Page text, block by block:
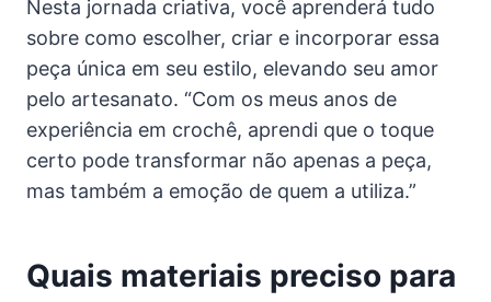
Nesta jornada criativa, você aprenderá tudo
sobre como escolher, criar e incorporar essa
peça única em seu estilo, elevando seu amor
pelo artesanato. “Com os meus anos de
experiência em crochê, aprendi que o toque
certo pode transformar não apenas a peça,
mas também a emoção de quem a utiliza.”
Quais materiais preciso para